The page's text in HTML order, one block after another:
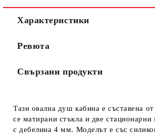
Характеристики
Ревюта
Свързани продукти
Тази овална душ кабина е съставена от
се матирани стъкла и две стационарни
с дебелина 4 мм. Моделът е със